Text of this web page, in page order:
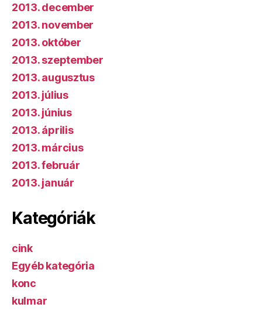
2013. december
2013. november
2013. október
2013. szeptember
2013. augusztus
2013. július
2013. június
2013. április
2013. március
2013. február
2013. január
Kategóriák
cink
Egyéb kategória
konc
kulmar